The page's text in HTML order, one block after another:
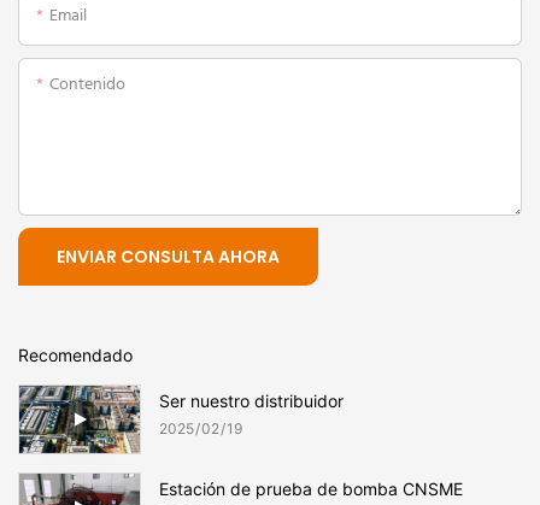
Email
Contenido
ENVIAR CONSULTA AHORA
Recomendado
Ser nuestro distribuidor
2025 02 19
Estación de prueba de bomba CNSME